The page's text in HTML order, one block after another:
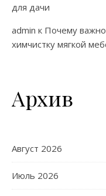
для дачи
admin к Почему
химчистку мягкой
Архив
Август 2026
Июль 2026